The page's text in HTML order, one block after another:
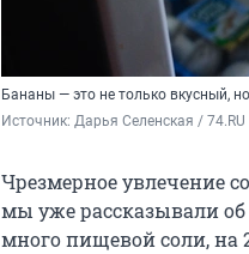
Бананы — это не только вкусный,
Источник: Дарья Селенская / 74.RU
Чрезмерное увлечение
мы уже рассказывали об
много пищевой соли, на